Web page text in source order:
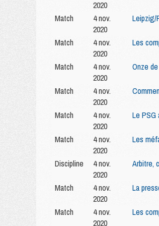
2020
Match
4 nov.
2020
Leipzig/
Match
4 nov.
2020
Les
Match
4 nov.
2020
Onze
Match
4 nov.
2020
Match
4 nov.
2020
Le PSG
Match
4 nov.
2020
Les
Discipline
4 nov.
2020
Arbitre,
Match
4 nov.
2020
La
Match
4 nov.
2020
Les